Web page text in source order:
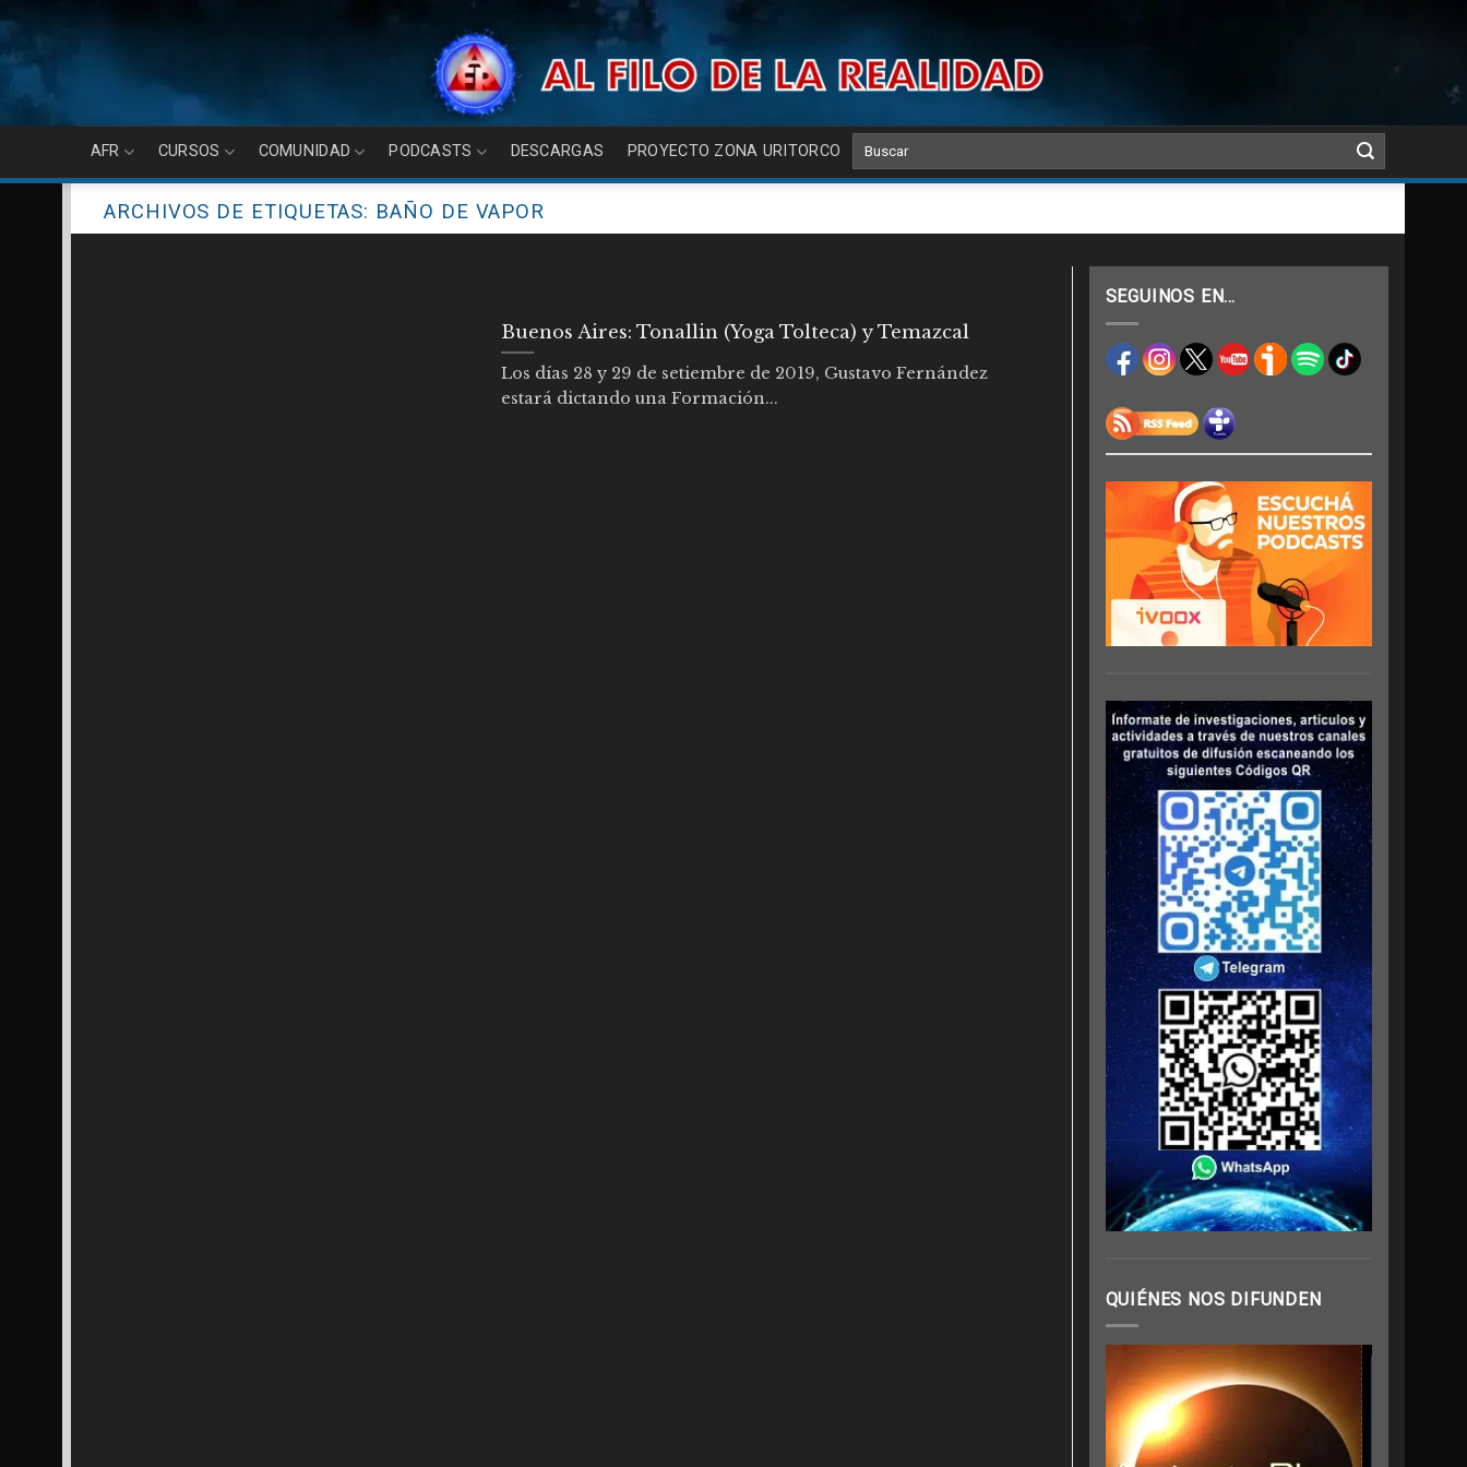
content
AFR CURSOS COMUNIDAD PODCASTS DESCARGAS PROYECTO ZONA URITORCO
ARCHIVOS DE ETIQUETAS: BAÑO DE VAPOR
Buenos Aires: Tonallin (Yoga Tolteca) y Temazcal
Los días 28 y 29 de setiembre de 2019, Gustavo Fernández
estará dictando una Formación...
SEGUINOS EN…
QUIÉNES NOS DIFUNDEN